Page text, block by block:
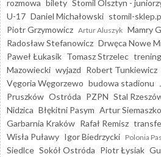
rozmowa bilety Stomil Olsztyn -
U-17 Daniel Michałowski stomil-
Piotr Grzymowicz Artur Aluszyk Mamry
Radosław Stefanowicz Drwęca Nowe
Paweł Łukasik Tomasz Strzelec trening
Mazowiecki wyjazd Robert Tunkiewicz
Vęgoria Węgorzewo budowa stadionu
Pruszków Ostróda PZPN Stal
Nidzica Błękitni Pasym Artur Siemaszko
Garbarnia Kraków Rafał Remisz
Wisła Puławy Igor Biedrzycki Polonia
Siedlce Sokół Ostróda Piotr Łysiak